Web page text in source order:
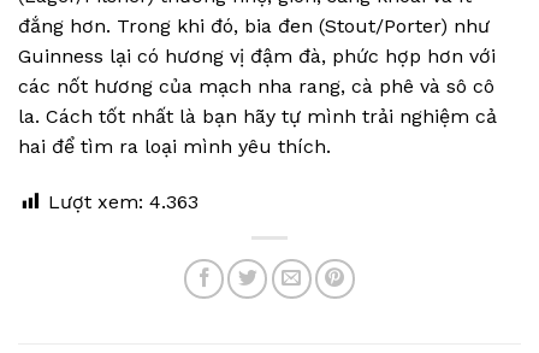
đắng hơn. Trong khi đó, bia đen (Stout/Porter) như
Guinness lại có hương vị đậm đà, phức hợp hơn với
các nốt hương của mạch nha rang, cà phê và sô cô
la. Cách tốt nhất là bạn hãy tự mình trải nghiệm cả
hai để tìm ra loại mình yêu thích.
Lượt xem: 4.363